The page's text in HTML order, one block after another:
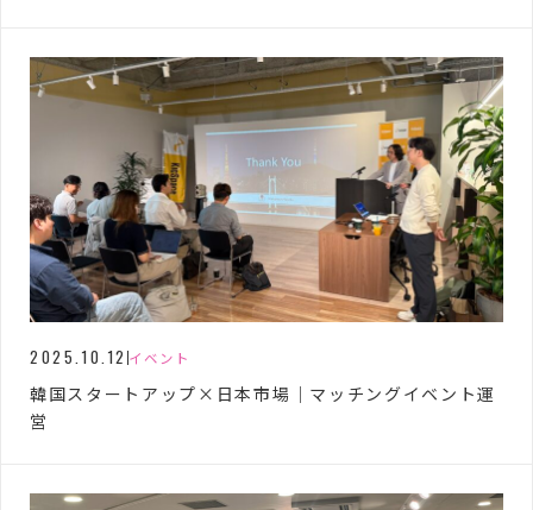
2025.10.12 イベント
韓国スタートアップ×日本市場｜マッチングイベント運
営